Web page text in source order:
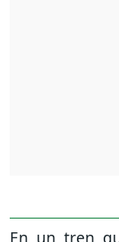
En un tren